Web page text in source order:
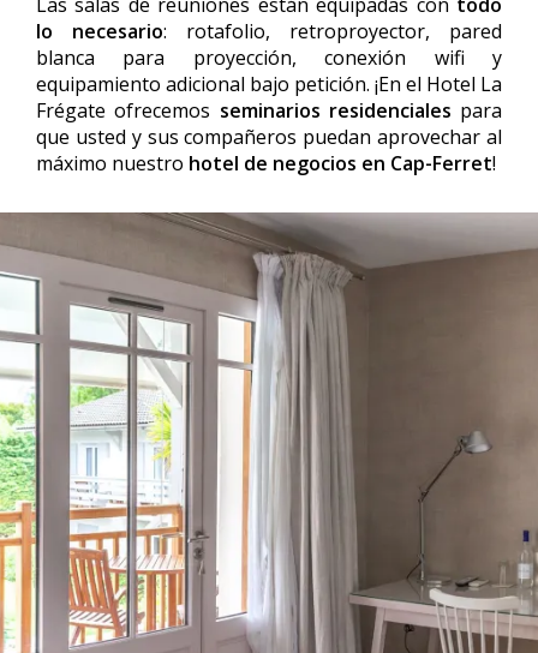
lo necesario: rotafolio, retroproyector, pared
blanca para proyección, conexión wifi y
equipamiento adicional bajo petición. ¡En el Hotel La
Frégate ofrecemos seminarios residenciales para
que usted y sus compañeros puedan aprovechar al
máximo nuestro hotel de negocios en Cap-Ferret!